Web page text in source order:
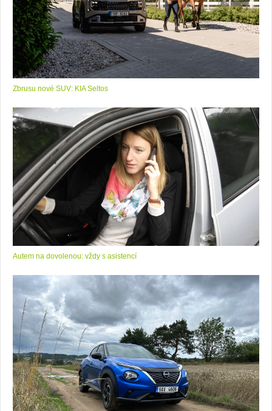
Zbrusu nové SUV: KIA Seltos
Autem na dovolenou: vždy s asistencí